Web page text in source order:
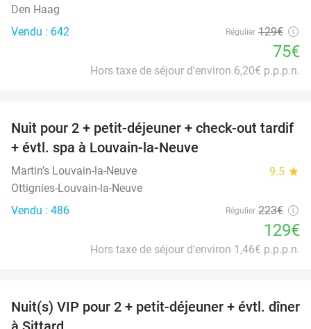
Den Haag
Vendu : 642
Régulier 129€
75€
Hors taxe de séjour d'environ 6,20€ p.p.p.n.
42%
Nuit pour 2 + petit-déjeuner + check-out tardif
+ évtl. spa à Louvain-la-Neuve
Martin’s Louvain-la-Neuve 9.5 star
Ottignies-Louvain-la-Neuve
Vendu : 486
Régulier 223€
129€
Hors taxe de séjour d'environ 1,46€ p.p.p.n.
33%
Nuit(s) VIP pour 2 + petit-déjeuner + évtl. dîner